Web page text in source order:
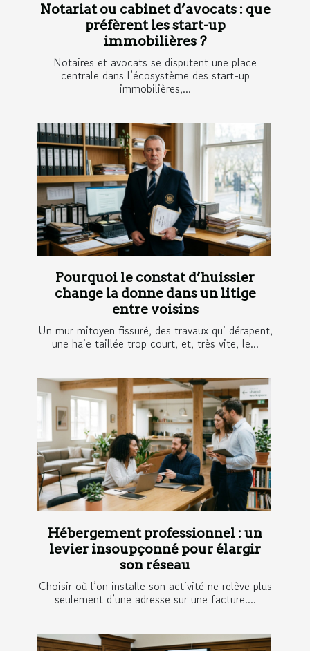
Notariat ou cabinet d’avocats : que
préfèrent les start-up
immobilières ?
Notaires et avocats se disputent une place
centrale dans l’écosystème des start-up
immobilières,...
Pourquoi le constat d’huissier
change la donne dans un litige
entre voisins
Un mur mitoyen fissuré, des travaux qui dérapent,
une haie taillée trop court, et, très vite, le...
Hébergement professionnel : un
levier insoupçonné pour élargir
son réseau
Choisir où l’on installe son activité ne relève plus
seulement d’une adresse sur une facture....